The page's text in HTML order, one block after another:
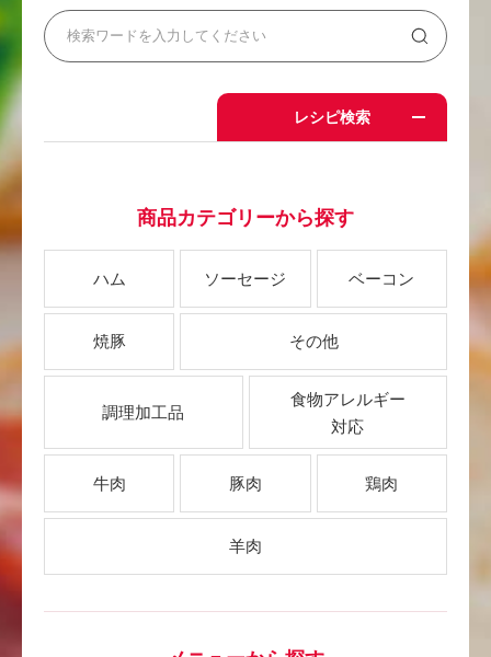
レシピ検索
商品カテゴリーから探す
ハム ソーセージ ベーコン
焼豚 その他
調理加工品
食物アレルギー
対応
牛肉 豚肉 鶏肉
羊肉